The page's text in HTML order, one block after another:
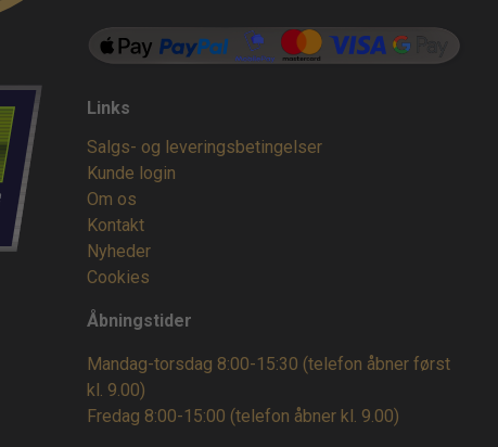
Links
Salgs- og leveringsbetingelser
Kunde login
Om os
Kontakt
Nyheder
Cookies
Åbningstider
Mandag-torsdag 8:00-15:30 (telefon åbner først
kl. 9.00)
Fredag 8:00-15:00 (telefon åbner kl. 9.00)